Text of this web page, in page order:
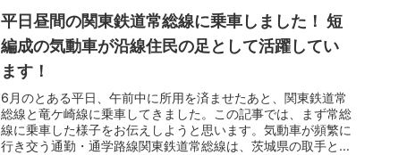
平日昼間の関東鉄道常総線に乗車しました！ 短
編成の気動車が沿線住民の足として活躍してい
ます！
6月のとある平日、午前中に所用を済ませたあと、関東鉄道常
総線と竜ケ崎線に乗車してきました。この記事では、まず常総
線に乗車した様子をお伝えしようと思います。気動車が頻繁に
行き交う通勤・通学路線関東鉄道常総線は、茨城県の取手と下